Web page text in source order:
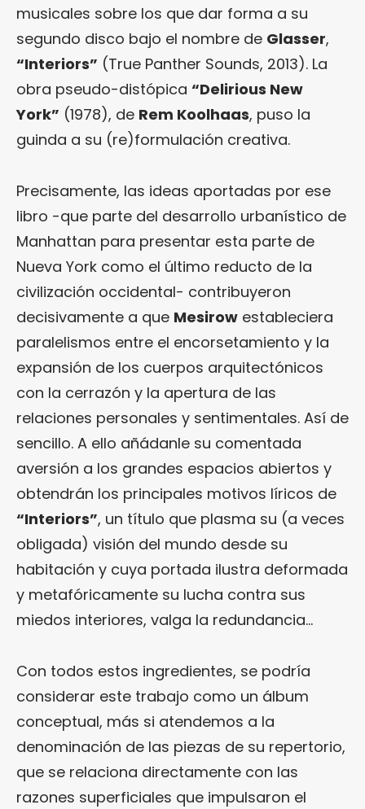
musicales sobre los que dar forma a su
segundo disco bajo el nombre de Glasser,
“Interiors” (True Panther Sounds, 2013). La
obra pseudo-distópica “Delirious New
York” (1978), de Rem Koolhaas, puso la
guinda a su (re)formulación creativa.
Precisamente, las ideas aportadas por ese
libro -que parte del desarrollo urbanístico de
Manhattan para presentar esta parte de
Nueva York como el último reducto de la
civilización occidental- contribuyeron
decisivamente a que Mesirow estableciera
paralelismos entre el encorsetamiento y la
expansión de los cuerpos arquitectónicos
con la cerrazón y la apertura de las
relaciones personales y sentimentales. Así de
sencillo. A ello añádanle su comentada
aversión a los grandes espacios abiertos y
obtendrán los principales motivos líricos de
“Interiors”, un título que plasma su (a veces
obligada) visión del mundo desde su
habitación y cuya portada ilustra deformada
y metafóricamente su lucha contra sus
miedos interiores, valga la redundancia…
Con todos estos ingredientes, se podría
considerar este trabajo como un álbum
conceptual, más si atendemos a la
denominación de las piezas de su repertorio,
que se relaciona directamente con las
razones superficiales que impulsaron el